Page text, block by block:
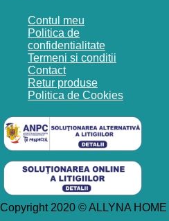
Contul meu
Politica de
confidentialitate
Termeni si conditii
Contact
Retur produse
Politica de Cookies
Copyright 2020 © ALLYNA HOME